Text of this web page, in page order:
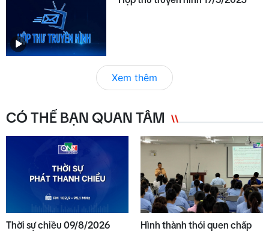
Xem thêm
CÓ THỂ BẠN QUAN TÂM
Thời sự chiều 09/8/2026
Hình thành thói quen chấp